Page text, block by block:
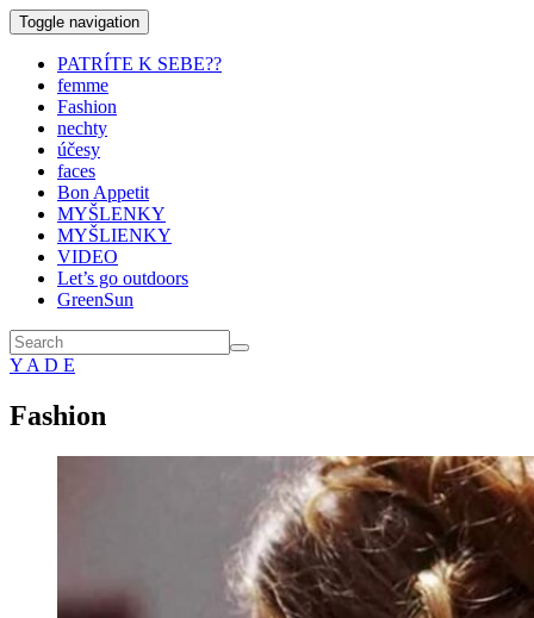
Toggle navigation
PATRÍTE K SEBE??
femme
Fashion
nechty
účesy
faces
Bon Appetit
MYŠLENKY
MYŠLIENKY
VIDEO
Let’s go outdoors
GreenSun
Y A D E
Fashion